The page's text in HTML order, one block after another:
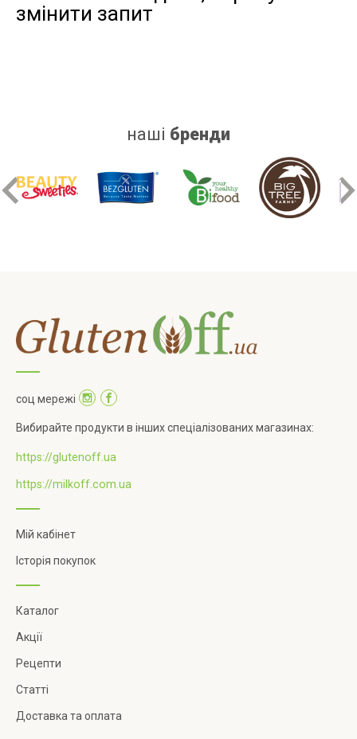
дріжджів
змінити запит
наші бренди
соц мережі
Вибирайте продукти в інших спеціалізованих магазинах:
https://glutenoff.ua
https://milkoff.com.ua
Мій кабінет
Історія покупок
Каталог
Акції
Рецепти
Статті
Доставка та оплата